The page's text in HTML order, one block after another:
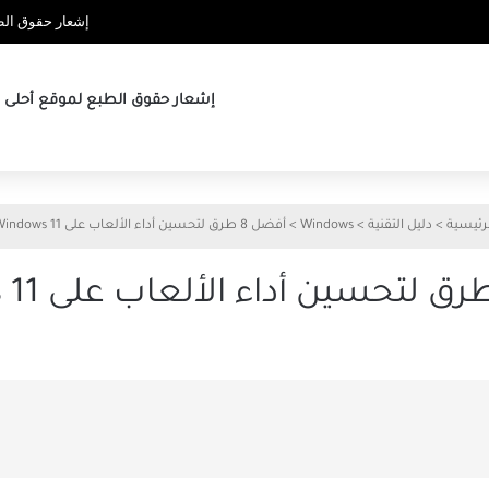
إشعار حقوق
إشعار حقوق الطبع لموقع أحلى
> دليل التقنية >
Windows
> أفضل 8 طرق لتحسين أداء الألعاب على Windows 11